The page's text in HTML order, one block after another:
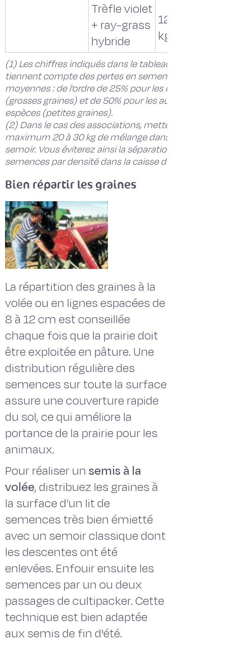
Trèfle violet
+ ray-grass
hybride
12 + 10
kg/ha
(1) Les chiffres indiqués dans le tableau
tiennent compte des pertes en semences
moyennes : de l'ordre de 25% pour les bromes
(grosses graines) et de 50% pour les autres
espèces (petites graines).
(2) Dans le cas des associations, mettez au
maximum 20 à 30 kg de mélange dans le
semoir. Vous éviterez ainsi la séparation des
semences par densité dans la caisse du semoir.
Bien répartir les graines
La répartition des graines à la
volée ou en lignes espacées de
8 à 12 cm est conseillée
chaque fois que la prairie doit
être exploitée en pâture. Une
distribution régulière des
semences sur toute la surface
assure une couverture rapide
du sol, ce qui améliore la
portance de la prairie pour les
animaux.
Pour réaliser un semis à la
volée, distribuez les graines à
la surface d’un lit de
semences très bien émietté
avec un semoir classique dont
les descentes ont été
enlevées. Enfouir ensuite les
semences par un ou deux
passages de cultipacker. Cette
technique est bien adaptée
aux semis de fin d'été.